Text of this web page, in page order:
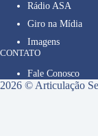
Rádio ASA
Giro na Mídia
Imagens
CONTATO
Fale Conosco
2026 © Articulação